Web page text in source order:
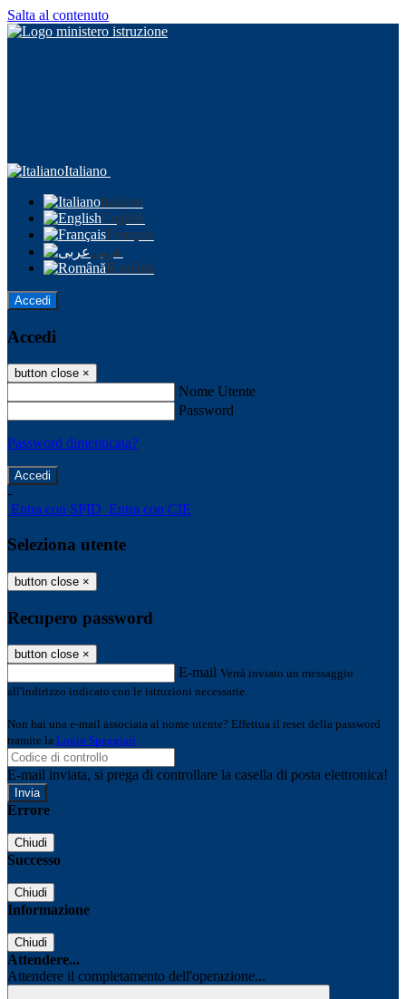
Salta al contenuto
Italiano
Italiano
English
Français
عربى
Română
Accedi
Accedi
button close ×
Nome Utente
Password
Password dimenticata?
-
Entra con SPID Entra con CIE
Seleziona utente
button close ×
Recupero password
button close ×
E-mail Verrà inviato un messaggio
all'indirizzo indicato con le istruzioni necessarie.
Non hai una e-mail associata al nome utente? Effettua il reset della password
tramite la Login Spaggiari
E-mail inviata, si prega di controllare la casella di posta elettronica!
Errore
Chiudi
Successo
Chiudi
Informazione
Chiudi
Attendere...
Attendere il completamento dell'operazione...